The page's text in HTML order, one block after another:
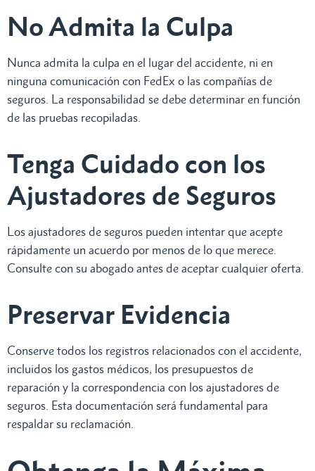
No Admita la Culpa
Nunca admita la culpa en el lugar del accidente, ni en
ninguna comunicación con FedEx o las compañías de
seguros. La responsabilidad se debe determinar en función
de las pruebas recopiladas.
Tenga Cuidado con los
Ajustadores de Seguros
Los ajustadores de seguros pueden intentar que acepte
rápidamente un acuerdo por menos de lo que merece.
Consulte con su abogado antes de aceptar cualquier oferta.
Preservar Evidencia
Conserve todos los registros relacionados con el accidente,
incluidos los gastos médicos, los presupuestos de
reparación y la correspondencia con los ajustadores de
seguros. Esta documentación será fundamental para
respaldar su reclamación.